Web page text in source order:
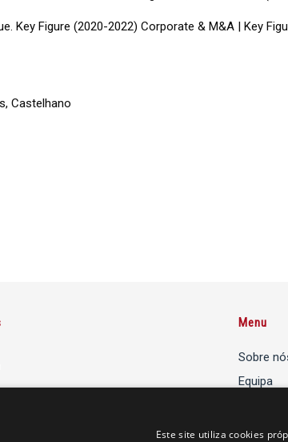
Key Figure (2020-2022) Corporate & M&A | Key
Castelhano
Menu
Sobre
Equipa
Este site utiliza cookies